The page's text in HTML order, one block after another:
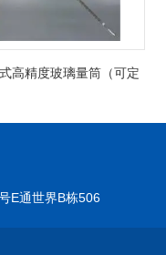
高精度玻璃量筒（可定
E通世界B栋506